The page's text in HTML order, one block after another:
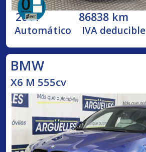
2021 86838 km
Automático IVA deducible
BMW
X6 M 555cv